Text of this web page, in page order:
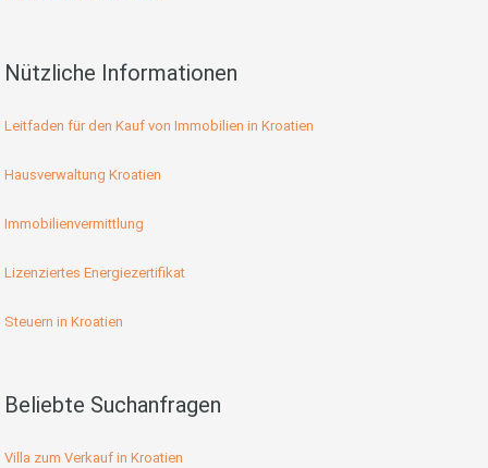
Nützliche Informationen
Leitfaden für den Kauf von Immobilien in Kroatien
Hausverwaltung Kroatien
Immobilienvermittlung
Lizenziertes Energiezertifikat
Steuern in Kroatien
Beliebte Suchanfragen
Villa zum Verkauf in Kroatien